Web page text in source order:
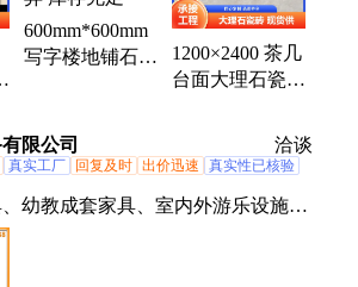
600mm*600mm
写字楼地铺石
1200×2400 茶几
台面大理石瓷砖
限公司 洽谈
真实工厂 回复及时 出价迅速
真实性已核验
幼教成套家具、室内外游乐设施、
童玩具、室内感统软包、幼教教具